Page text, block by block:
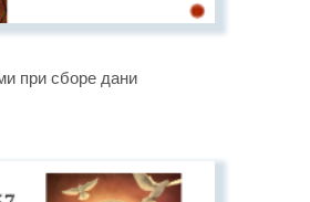
при сборе дани